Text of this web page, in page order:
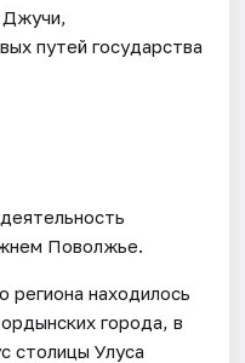
Джучи,
путей государства
Поволжье.
региона находилось
города, в
столицы Улуса